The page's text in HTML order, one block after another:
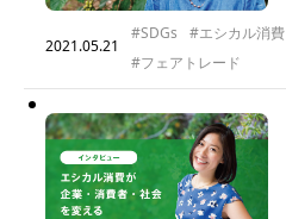
2021.05.21
#SDGs
#エシカル消費
#フェアトレード